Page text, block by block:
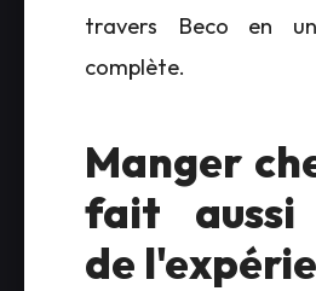
travers Beco en
complète.
Manger
fait
de